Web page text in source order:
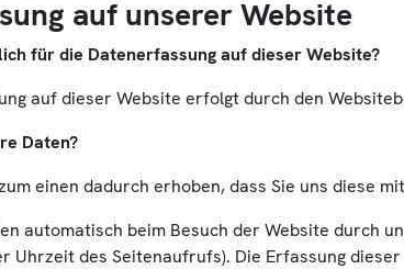
auf unserer Website
für die Datenerfassung auf dieser Website?
auf dieser Website erfolgt durch den
Daten?
einen dadurch erhoben, dass Sie uns diese
automatisch beim Besuch der Website durch
Uhrzeit des Seitenaufrufs). Die Erfassung